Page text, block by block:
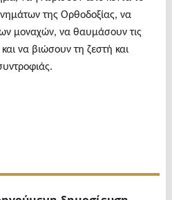
της Ορθοδοξίας, να
μοναχών, να θαυμάσουν τις
να βιώσουν τη ζεστή και